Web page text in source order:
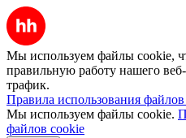
Мы используем файлы cookie,
правильную работу нашего
трафик.
Правила использования
Мы используем файлы cookie.
файлов cookie